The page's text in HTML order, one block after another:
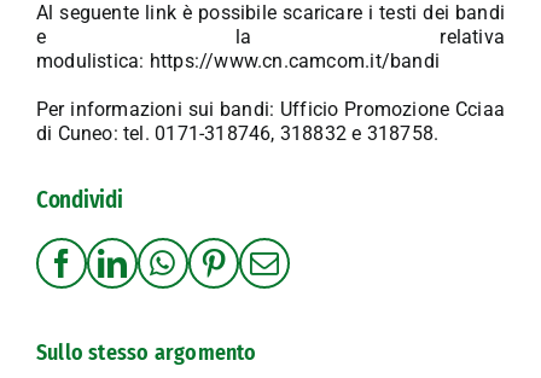
Al seguente link è possibile scaricare i testi dei bandi
e la relativa
modulistica: https://www.cn.camcom.it/bandi
Per informazioni sui bandi: Ufficio Promozione Cciaa
di Cuneo: tel. 0171-318746, 318832 e 318758.
Condividi
Sullo stesso argomento